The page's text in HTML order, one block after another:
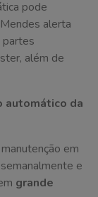
pode
alerta
além de
automático da
em
e
grande